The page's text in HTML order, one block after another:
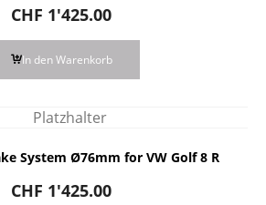
CHF 1'425.00
In den Warenkorb
System Ø76mm for VW Golf 8 R
CHF 1'425.00